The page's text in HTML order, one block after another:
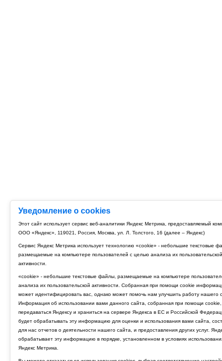
Уведомление о cookies
Этот сайт использует сервис веб-аналитики Яндекс Метрика, предоставляемый
ООО «Яндекс», 119021, Россия, Москва, ул. Л. Толстого, 16 (далее – Яндекс)
Сервис Яндекс Метрика использует технологию «cookie» - небольшие текстовые
размещаемые на компьютере пользователей с целью анализа их пользовательской
активности.
«cookie» - небольшие текстовые файлы, размещаемые на компьютере
анализа их пользовательской активности. Собранная при помощи cookie
может идентифицировать вас, однако может помочь нам улучшить работу нашего
Информация об использовании вами данного сайта, собранная при помощи cookie,
передаваться Яндексу и храниться на сервере Яндекса в ЕС и Российской
будет обрабатывать эту информацию для оценки и использования вами сайта,
для нас отчетов о деятельности нашего сайта, и предоставления других услуг.
обрабатывает эту информацию в порядке, установленном в условиях
Яндекс Метрика.